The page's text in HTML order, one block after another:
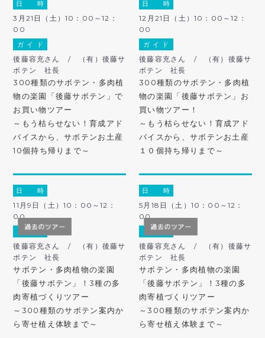
日 時
3月21日（土）10：00～12：
00
ガ イ ド
後藤容充さん / （有）後藤サ
ボテン 社長
300種類のサボテン・多肉植
物の楽園「後藤サボテン」で
お買い物ツアー
～もう枯らせない！育成アド
バイスから、サボテンお土産
10個持ち帰りまで～
日 時
12月21日（土）10：00～12：
00
ガ イ ド
後藤容充さん / （有）後藤サ
ボテン 社長
300種類のサボテン・多肉植
物の楽園「後藤サボテン」お
買い物ツアー！
～もう枯らせない！育成アド
バイスから、サボテンお土産
１０個持ち帰りまで～
日 時
11月9日（土）10：00～12：
00
ガ イ ド
後藤容充さん / （有）後藤サ
ボテン 社長
サボテン・多肉植物の楽園
「後藤サボテン」！3種の多
肉寄植づくりツアー
～300種類のサボテン案内か
ら寄せ植え体験まで～
日 時
5月18日（土）10：00～12：
00
ガ イ ド
後藤容充さん / （有）後藤サ
ボテン 社長
サボテン・多肉植物の楽園
「後藤サボテン」！3種の多
肉寄植づくりツアー
～300種類のサボテン案内か
ら寄せ植え体験まで～